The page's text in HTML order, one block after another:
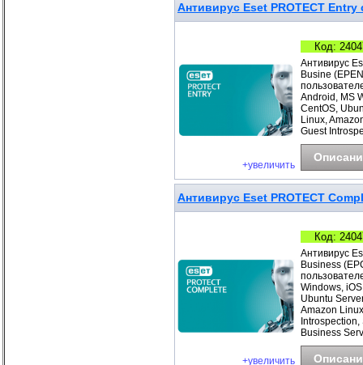
Антивирус Eset PROTECT
+увеличить
Код:
Антивирус
Busine
Android, MS
CentOS,
Linux,
Guest
Антивирус Eset PROTECT
+увеличить
Код:
Антивирус
Business
Windows,
Ubuntu
Amazon
Business